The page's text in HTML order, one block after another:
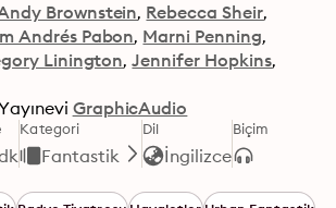
Brownstein Rebecca Sheir
Andrés Pabon Marni Penning
Linington Jennifer Hopkins
GraphicAudio
Kategori
Fantastik
Dil
İngilizce
Biçim